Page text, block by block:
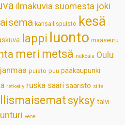
t
ilmakuvia suomesta joki
kansallispuisto kesä
lappi luonto maaseutu
meri metsä näköala Oulu
puisto puu pääkaupunki
retkeily ruska saari saaristo silta
syksy talvi
vene